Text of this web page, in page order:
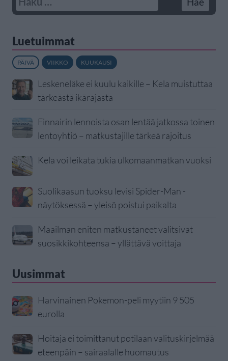
Luetuimmat
PÄIVÄ VIIKKO KUUKAUSI
Leskeneläke ei kuulu kaikille – Kela muistuttaa
tärkeästä ikärajasta
Finnairin lennoista osan lentää jatkossa toinen
lentoyhtiö – matkustajille tärkeä rajoitus
Kela voi leikata tukia ulkomaanmatkan vuoksi
Suolikaasun tuoksu levisi Spider-Man -
näytöksessä – yleisö poistui paikalta
Maailman eniten matkustaneet valitsivat
suosikkikohteensa – yllättävä voittaja
Uusimmat
Harvinainen Pokemon-peli myytiin 9 505
eurolla
Hoitaja ei toimittanut potilaan valituskirjelmää
eteenpäin – sairaalalle huomautus